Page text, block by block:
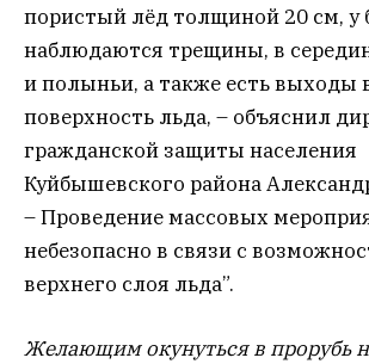
пористый лёд толщиной 20 см, у
наблюдаются трещины, в
и полыньи, а также есть выходы
поверхность льда, – объяснил
гражданской защиты населения
Куйбышевского района
–Проведение массовых
небезопасно в связи с
верхнего слоя льда”.
Желающим окунуться в прорубь